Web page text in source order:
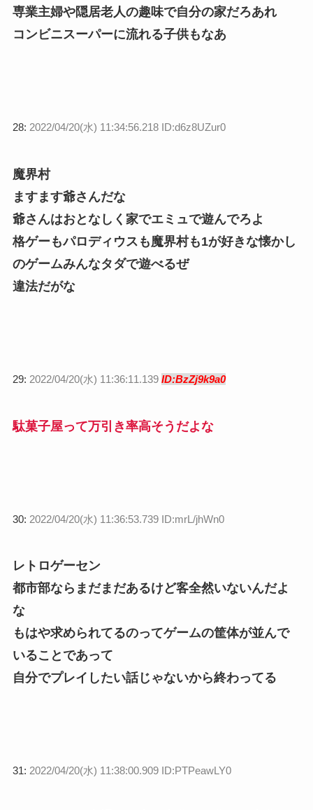
専業主婦や隠居老人の趣味で自分の家だろあれ
コンビニスーパーに流れる子供もなあ
28: 2022/04/20(水) 11:34:56.218 ID:d6z8UZur0
魔界村
ますます爺さんだな
爺さんはおとなしく家でエミュで遊んでろよ
格ゲーもパロディウスも魔界村も1が好きな懐かし
のゲームみんなタダで遊べるぜ
違法だがな
29: 2022/04/20(水) 11:36:11.139 ID:BzZj9k9a0
駄菓子屋って万引き率高そうだよな
30: 2022/04/20(水) 11:36:53.739 ID:mrL/jhWn0
レトロゲーセン
都市部ならまだまだあるけど客全然いないんだよ
な
もはや求められてるのってゲームの筐体が並んで
いることであって
自分でプレイしたい話じゃないから終わってる
31: 2022/04/20(水) 11:38:00.909 ID:PTPeawLY0